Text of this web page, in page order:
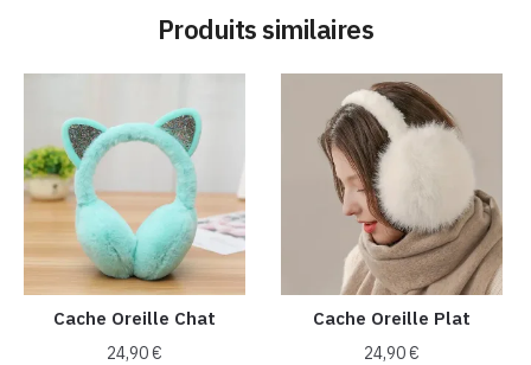
Produits similaires
Cache Oreille Chat
24,90€
Cache Oreille Plat
24,90€